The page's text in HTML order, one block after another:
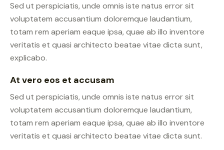
Sed ut perspiciatis, unde omnis iste natus error sit
voluptatem accusantium doloremque laudantium,
totam rem aperiam eaque ipsa, quae ab illo inventore
veritatis et quasi architecto beatae vitae dicta sunt,
explicabo.
At vero eos et accusam
Sed ut perspiciatis, unde omnis iste natus error sit
voluptatem accusantium doloremque laudantium,
totam rem aperiam eaque ipsa, quae ab illo inventore
veritatis et quasi architecto beatae vitae dicta sunt.